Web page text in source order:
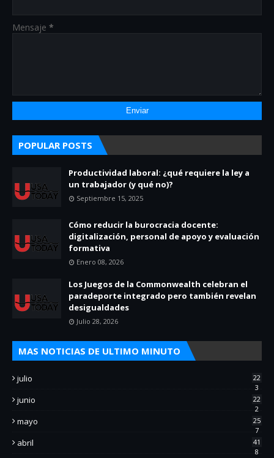
Mensaje *
POPULAR POSTS
Productividad laboral: ¿qué requiere la ley a
un trabajador (y qué no)?
Septiembre 15, 2025
Cómo reducir la burocracia docente:
digitalización, personal de apoyo y evaluación
formativa
Enero 08, 2026
Los Juegos de la Commonwealth celebran el
paradeporte integrado pero también revelan
desigualdades
Julio 28, 2026
MAS NOTICIAS DE ULTIMO MINUTO
julio
22
3
junio
22
2
mayo
25
7
abril
41
8